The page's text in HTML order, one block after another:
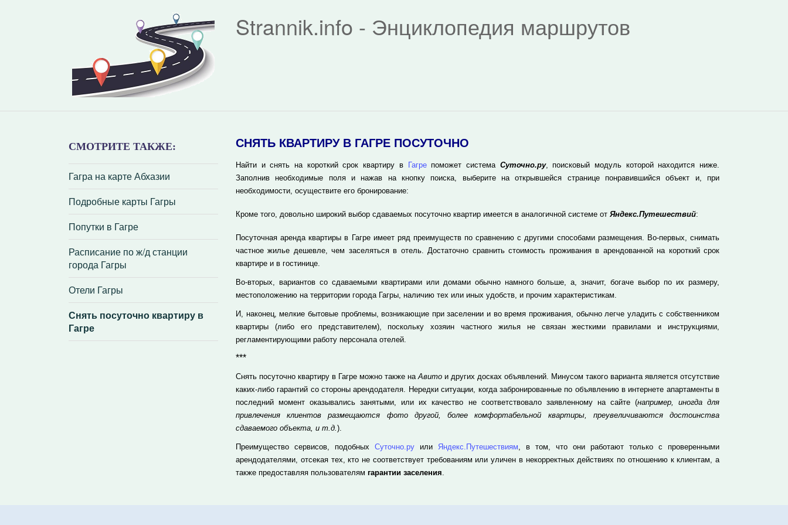
Strannik.info - Энциклопедия маршрутов
СМОТРИТЕ ТАКЖЕ:
Гагра на карте Абхазии
Подробные карты Гагры
Попутки в Гагре
Расписание по ж/д станции
города Гагры
Отели Гагры
Снять посуточно квартиру в
Гагре
СНЯТЬ КВАРТИРУ В ГАГРЕ ПОСУТОЧНО
Найти и снять на короткий срок квартиру в Гагрепоможет система Суточно.ру, поисковый модуль которой находится ниже.
Заполнив необходимые поля и нажав на кнопку поиска, выберите на открывшейся странице понравившийся объект и, при
необходимости, осуществите его бронирование:
Кроме того, довольно широкий выбор сдаваемых посуточно квартир имеется в аналогичной системе от Яндекс.Путешествий:
Посуточная аренда квартиры в Гагре имеет ряд преимуществ по сравнению с другими способами размещения. Во-первых, снимать
частное жилье дешевле, чем заселяться в отель. Достаточно сравнить стоимость проживания в арендованной на короткий срок
квартире и в гостинице.
Во-вторых, вариантов со сдаваемыми квартирами или домами обычно намного больше, а, значит, богаче выбор по их размеру,
местоположению на территории города Гагры, наличию тех или иных удобств, и прочим характеристикам.
И, наконец, мелкие бытовые проблемы, возникающие при заселении и во время проживания, обычно легче уладить с собственником
квартиры (либо его представителем), поскольку хозяин частного жилья не связан жесткими правилами и инструкциями,
регламентирующими работу персонала отелей.
***
Снять посуточно квартиру в Гагре можно также наАвито и других досках объявлений. Минусом такого варианта является отсутствие
каких-либо гарантий со стороны арендодателя. Нередки ситуации, когда забронированные по объявлению в интернете апартаменты в
последний момент оказывались занятыми, или их качество не соответствовало заявленному на сайте (например, иногда для
привлечения клиентов размещаются фото другой, более комфортабельной квартиры, преувеличиваются достоинства
сдаваемого объекта, и т.д.).
Преимущество сервисов, подобных Суточно.ру или Яндекс.Путешествиям, в том, что они работают только с проверенными
арендодателями, отсекая тех, кто не соответствует требованиям или уличен в некорректных действиях по отношению к клиентам, а
также предоставляя пользователям гарантии заселения.